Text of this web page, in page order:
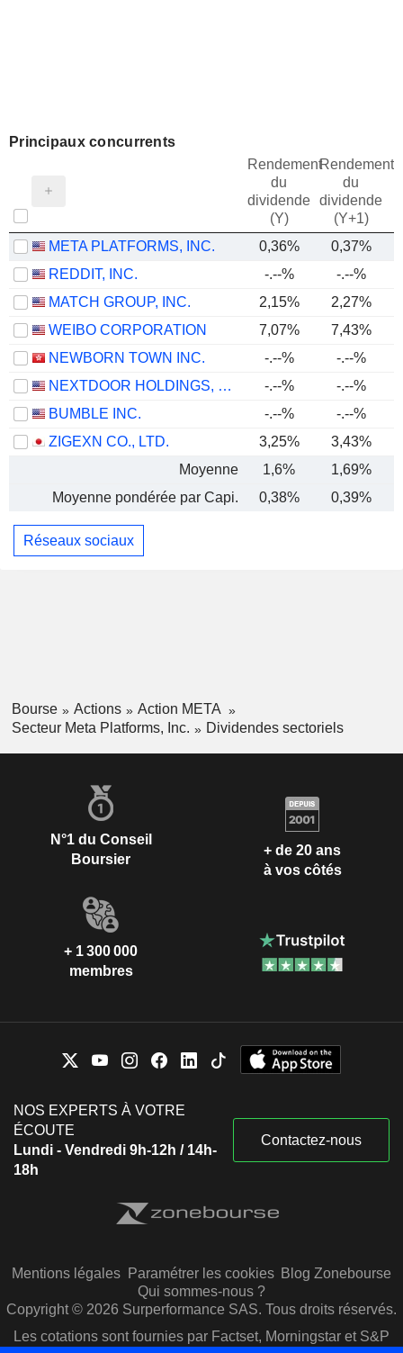
Principaux concurrents
Rendement
du
dividende
(Y)
Rendement
du
dividende
(Y+1)
META PLATFORMS, INC. 0,36% 0,37%
REDDIT, INC.
-.--% -.--%
MATCH GROUP, INC.
2,15% 2,27%
WEIBO CORPORATION
7,07%
7,43%
NEWBORN TOWN INC.
-.--%
-.--%
NEXTDOOR HOLDINGS, INC.
-.--% -.--%
BUMBLE INC.
-.--% -.--%
ZIGEXN CO., LTD.
3,25%
3,43%
Moyenne
1,6%
1,69%
Moyenne pondérée par Capi.
0,38% 0,39%
Réseaux sociaux
Bourse Actions
Action META
Secteur Meta Platforms, Inc.
Dividendes sectoriels
N°1 du Conseil
Boursier
+ de 20 ans
à vos côtés
+ 1 300 000
membres
NOS EXPERTS À VOTRE
ÉCOUTE
Lundi - Vendredi 9h-12h / 14h-
18h
Contactez-nous
Mentions légales Paramétrer les cookies Blog Zonebourse
Qui sommes-nous ?
Copyright © 2026 Surperformance SAS. Tous droits réservés.
Les cotations sont fournies par Factset, Morningstar et S&P